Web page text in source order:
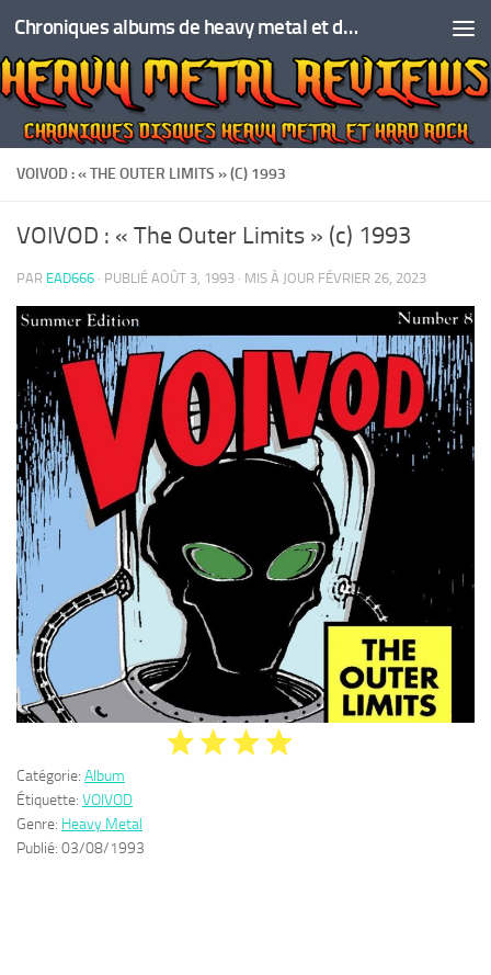
Skip to content Chroniques albums de heavy metal et de hard rock
VOIVOD : « THE OUTER LIMITS » (C) 1993
VOIVOD : « The Outer Limits » (c) 1993
PAR EAD666 · PUBLIÉ AOÛT 3, 1993 · MIS À JOUR FÉVRIER 26, 2023
Catégorie: Album
Étiquette: VOIVOD
Genre: Heavy Metal
Publié: 03/08/1993